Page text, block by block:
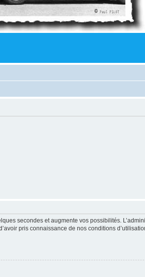
secondes et augmente vos possibilités.
pris connaissance de nos conditions